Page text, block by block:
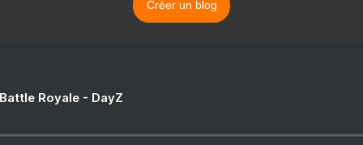
Créer un blog
Royale - DayZ